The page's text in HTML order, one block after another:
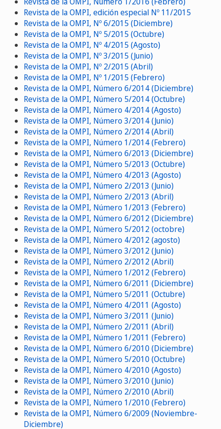
Revista de la OMPI, edición especial Nº 11/2015
Revista de la OMPI, Nº 6/2015 (Diciembre)
Revista de la OMPI, Nº 5/2015 (Octubre)
Revista de la OMPI, Nº 4/2015 (Agosto)
Revista de la OMPI, Nº 3/2015 (Junio)
Revista de la OMPI, Nº 2/2015 (Abril)
Revista de la OMPI, Nº 1/2015 (Febrero)
Revista de la OMPI, Número 6/2014 (Diciembre)
Revista de la OMPI, Número 5/2014 (Octubre)
Revista de la OMPI, Número 4/2014 (Agosto)
Revista de la OMPI, Número 3/2014 (Junio)
Revista de la OMPI, Número 2/2014 (Abril)
Revista de la OMPI, Número 1/2014 (Febrero)
Revista de la OMPI, Número 6/2013 (Diciembre)
Revista de la OMPI, Número 5/2013 (Octubre)
Revista de la OMPI, Número 4/2013 (Agosto)
Revista de la OMPI, Número 2/2013 (Junio)
Revista de la OMPI, Número 2/2013 (Abril)
Revista de la OMPI, Número 1/2013 (Febrero)
Revista de la OMPI, Número 6/2012 (Diciembre)
Revista de la OMPI, Número 5/2012 (octobre)
Revista de la OMPI, Número 4/2012 (agosto)
Revista de la OMPI, Número 3/2012 (Junio)
Revista de la OMPI, Número 2/2012 (Abril)
Revista de la OMPI, Número 1/2012 (Febrero)
Revista de la OMPI, Número 6/2011 (Diciembre)
Revista de la OMPI, Número 5/2011 (Octubre)
Revista de la OMPI, Número 4/2011 (Agosto)
Revista de la OMPI, Número 3/2011 (Junio)
Revista de la OMPI, Número 2/2011 (Abril)
Revista de la OMPI, Número 1/2011 (Febrero)
Revista de la OMPI, Número 6/2010 (Diciembre)
Revista de la OMPI, Número 5/2010 (Octubre)
Revista de la OMPI, Número 4/2010 (Agosto)
Revista de la OMPI, Número 3/2010 (Junio)
Revista de la OMPI, Número 2/2010 (Abril)
Revista de la OMPI, Número 1/2010 (Febrero)
Revista de la OMPI, Número 6/2009 (Noviembre-
Diciembre)